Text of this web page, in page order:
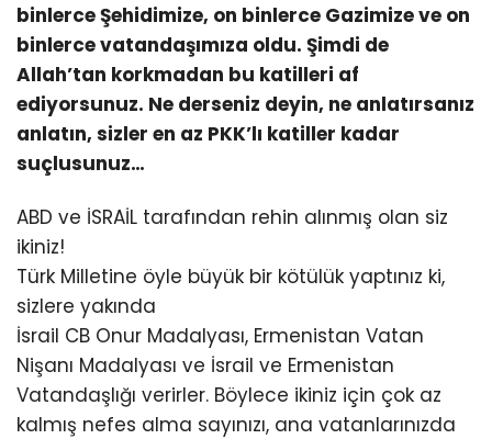
binlerce Şehidimize, on binlerce Gazimize ve on
binlerce vatandaşımıza oldu. Şimdi de
Allah’tan korkmadan bu katilleri af
ediyorsunuz. Ne derseniz deyin, ne anlatırsanız
anlatın, sizler en az PKK’lı katiller kadar
suçlusunuz…
ABD ve İSRAİL tarafından rehin alınmış olan siz
ikiniz!
Türk Milletine öyle büyük bir kötülük yaptınız ki,
sizlere yakında
İsrail CB Onur Madalyası, Ermenistan Vatan
Nişanı Madalyası ve İsrail ve Ermenistan
Vatandaşlığı verirler. Böylece ikiniz için çok az
kalmış nefes alma sayınızı, ana vatanlarınızda